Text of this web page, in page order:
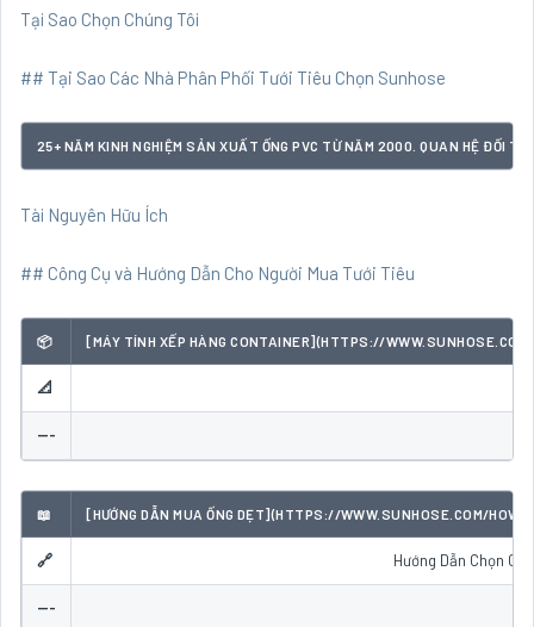
Tại Sao Chọn Chúng Tôi
## Tại Sao Các Nhà Phân Phối Tưới Tiêu Chọn Sunhose
25+ NĂM KINH NGHIỆM SẢN XUẤT ỐNG PVC TỪ NĂM 2000. QUAN HỆ ĐỐI
Tài Nguyên Hữu Ích
## Công Cụ và Hướng Dẫn Cho Người Mua Tưới Tiêu
📦 [MÁY TÍNH XẾP HÀNG CONTAINER](HTTPS://
📐
---
📖 [HƯỚNG DẪN MUA ỐNG DẸT](HTTPS://WWW.SUNHOSE.COM/
🔗 Hướng Dẫn Chọn
---